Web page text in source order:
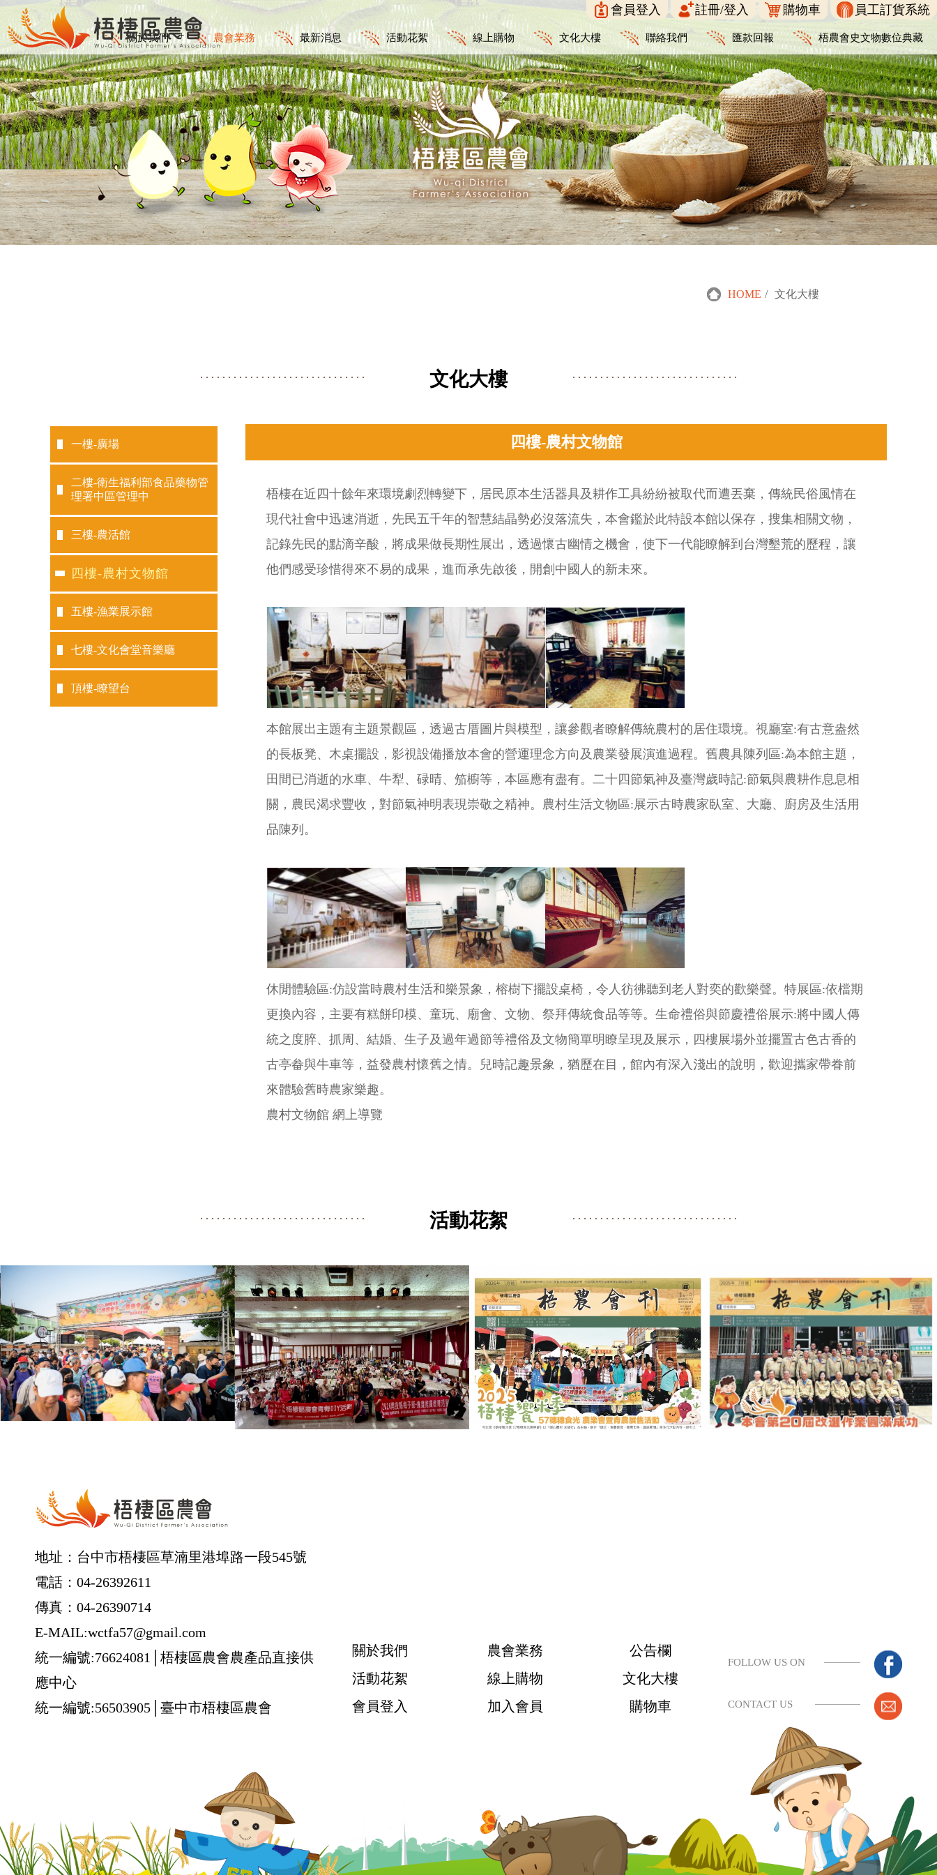
關於我們 農會業務 最新消息 活動花絮 線上購物 文化大樓 聯絡我們 匯款回報 梧農會史文物數位典藏
會員登入 註冊/登入 購物車 員工訂貨系統
HOME / 文化大樓
文化大樓
一樓-廣場
二樓-衛生福利部食品藥物管
理署中區管理中
三樓-農活館
四樓-農村文物館
五樓-漁業展示館
七樓-文化會堂音樂廳
頂樓-瞭望台
四樓-農村文物館
梧棲在近四十餘年來環境劇烈轉變下，居民原本生活器具及耕作工具紛紛被取代而遭丟棄，傳統民俗風情在
現代社會中迅速消逝，先民五千年的智慧結晶勢必沒落流失，本會鑑於此特設本館以保存，搜集相關文物，
記錄先民的點滴辛酸，將成果做長期性展出，透過懷古幽情之機會，使下一代能瞭解到台灣墾荒的歷程，讓
他們感受珍惜得來不易的成果，進而承先啟後，開創中國人的新未來。
本館展出主題有主題景觀區，透過古厝圖片與模型，讓參觀者瞭解傳統農村的居住環境。視廳室:有古意盎然
的長板凳、木桌擺設，影視設備播放本會的營運理念方向及農業發展演進過程。舊農具陳列區:為本館主題，
田間已消逝的水車、牛犁、碌晴、笳櫥等，本區應有盡有。二十四節氣神及臺灣歲時記:節氣與農耕作息息相
關，農民渴求豐收，對節氣神明表現崇敬之精神。農村生活文物區:展示古時農家臥室、大廳、廚房及生活用
品陳列。
休閒體驗區:仿設當時農村生活和樂景象，榕樹下擺設桌椅，令人彷彿聽到老人對奕的歡樂聲。特展區:依檔期
更換內容，主要有糕餅印模、童玩、廟會、文物、祭拜傳統食品等等。生命禮俗與節慶禮俗展示:將中國人傳
統之度脺、抓周、結婚、生子及過年過節等禮俗及文物簡單明瞭呈現及展示，四樓展場外並擺置古色古香的
古亭畚與牛車等，益發農村懷舊之情。兒時記趣景象，猶歷在目，館內有深入淺出的說明，歡迎攜家帶眷前
來體驗舊時農家樂趣。
農村文物館 網上導覽
活動花絮
地址：台中市梧棲區草湳里港埠路一段545號
電話：04-26392611
傳真：04-26390714
E-MAIL:wctfa57@gmail.com
統一編號:76624081│梧棲區農會農產品直接供
應中心
統一編號:56503905│臺中市梧棲區農會
關於我們 農會業務
公告欄
活動花絮
線上購物
文化大樓
會員登入
加入會員 購物車
FOLLOW US ON
CONTACT US